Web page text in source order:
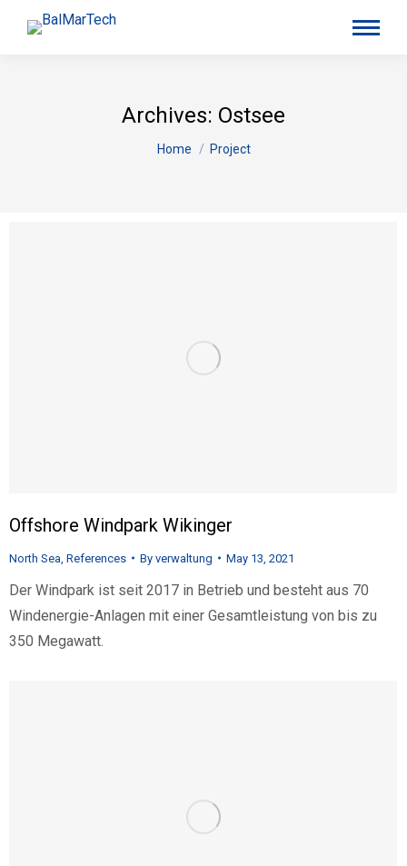
Archives: Ostsee
You are here:
Home Project
Offshore Windpark Wikinger
North Sea References By verwaltung May 13, 2021
Der Windpark ist seit 2017 in Betrieb und besteht aus 70
Windenergie-Anlagen mit einer Gesamtleistung von bis zu
350 Megawatt.